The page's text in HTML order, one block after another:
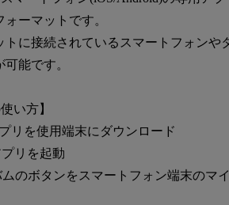
ーマットです。
に接続されているスマートフォンや
能です。
い方】
リを使用端末にダウンロード
リを起動
のボタンをスマートフォン端末のマ